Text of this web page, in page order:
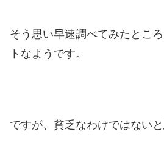
そう思い早速調べてみたとこ
トなようです。
ですが、貧乏なわけではないと